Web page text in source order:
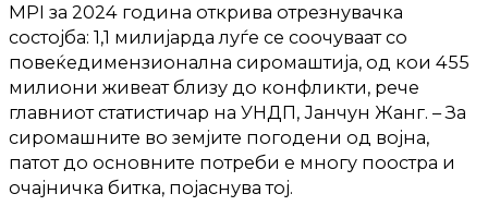
MPI за 2024 година открива отрезнувачка
состојба: 1,1 милијарда луѓе се соочуваат со
повеќедимензионална сиромаштија, од кои 455
милиони живеат близу до конфликти, рече
главниот статистичар на УНДП, Јанчун Жанг. – За
сиромашните во земјите погодени од војна,
патот до основните потреби е многу поостра и
очајничка битка, појаснува тој.